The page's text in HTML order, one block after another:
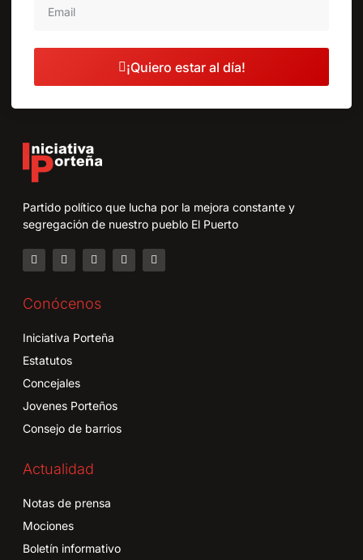
¡Quiero estar al día!
Partido político que lucha por la mejora constante y
segregación de nuestro pueblo El Puerto
Conócenos
Iniciativa Porteña
Estatutos
Concejales
Jovenes Porteños
Consejo de barrios
Actualidad
Notas de prensa
Mociones
Boletín informativo